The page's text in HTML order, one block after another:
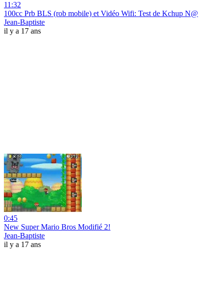
11:32
100cc Prb BLS (rob mobile) et Vidéo Wifi: Test de Kchup N@
Jean-Baptiste
il y a 17 ans
0:45
New Super Mario Bros Modifié 2!
Jean-Baptiste
il y a 17 ans